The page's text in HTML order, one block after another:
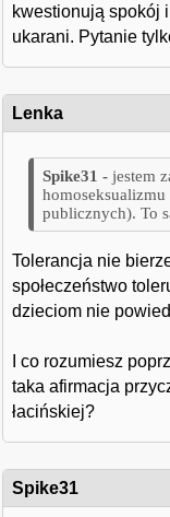
kwestionują spokój
ukarani. Pytanie
Lenka
jestem
publicznych). To
Tolerancja nie
społeczeństwo
dzieciom nie
I co rozumiesz
taka afirmacja
łacińskiej?
Spike31